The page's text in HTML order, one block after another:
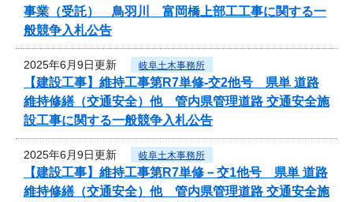
事業（受託） 鳥羽川 富岡橋上部工工事に関する一
般競争入札公告
2025年6月9日更新 岐阜土木事務所
【建設工事】維持工事第R7単修-交2他号 県単 道路
維持修繕（交通安全）他 管内県管理道路 交通安全施
設工事に関する一般競争入札公告
2025年6月9日更新 岐阜土木事務所
【建設工事】維持工事第R7単修－交1他号 県単 道路
維持修繕（交通安全）他 管内県管理道路 交通安全施